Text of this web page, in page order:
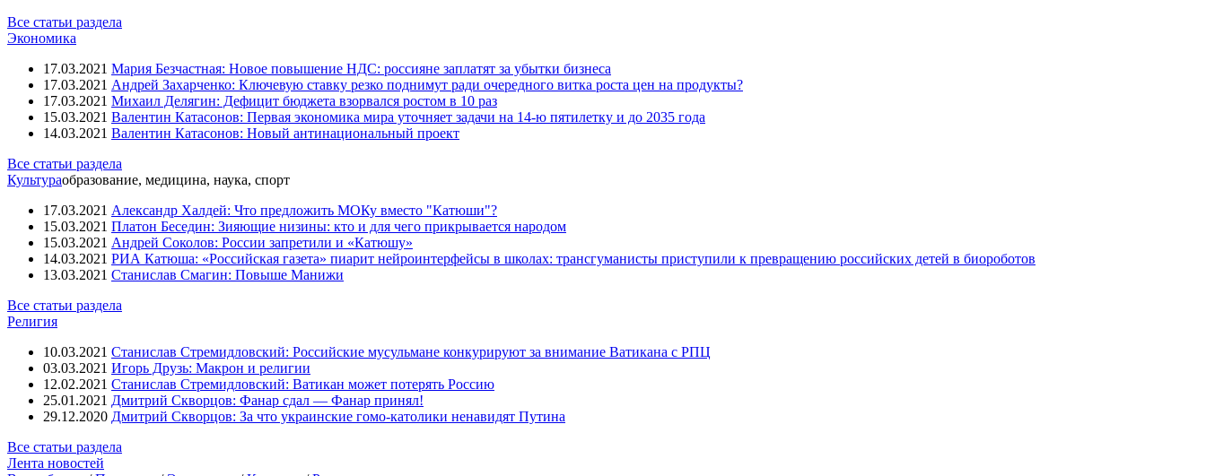
Все статьи раздела
Экономика
17.03.2021 Мария Безчастная: Новое повышение НДС: россияне заплатят за убытки бизнеса
17.03.2021 Андрей Захарченко: Ключевую ставку резко поднимут ради очередного витка роста цен на продукты?
17.03.2021 Михаил Делягин: Дефицит бюджета взорвался ростом в 10 раз
15.03.2021 Валентин Катасонов: Первая экономика мира уточняет задачи на 14-ю пятилетку и до 2035 года
14.03.2021 Валентин Катасонов: Новый антинациональный проект
Все статьи раздела
Культураобразование, медицина, наука, спорт
17.03.2021 Александр Халдей: Что предложить МОКу вместо "Катюши"?
15.03.2021 Платон Беседин: Зияющие низины: кто и для чего прикрывается народом
15.03.2021 Андрей Соколов: России запретили и «Катюшу»
14.03.2021 РИА Катюша: «Российская газета» пиарит нейроинтерфейсы в школах: трансгуманисты приступили к превращению российских детей в биороботов
13.03.2021 Станислав Смагин: Повыше Манижи
Все статьи раздела
Религия
10.03.2021 Станислав Стремидловский: Российские мусульмане конкурируют за внимание Ватикана с РПЦ
03.03.2021 Игорь Друзь: Макрон и религии
12.02.2021 Станислав Стремидловский: Ватикан может потерять Россию
25.01.2021 Дмитрий Скворцов: Фанар сдал — Фанар принял!
29.12.2020 Дмитрий Скворцов: За что украинские гомо-католики ненавидят Путина
Все статьи раздела
Лента новостей